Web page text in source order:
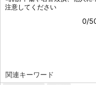
関連キーワード